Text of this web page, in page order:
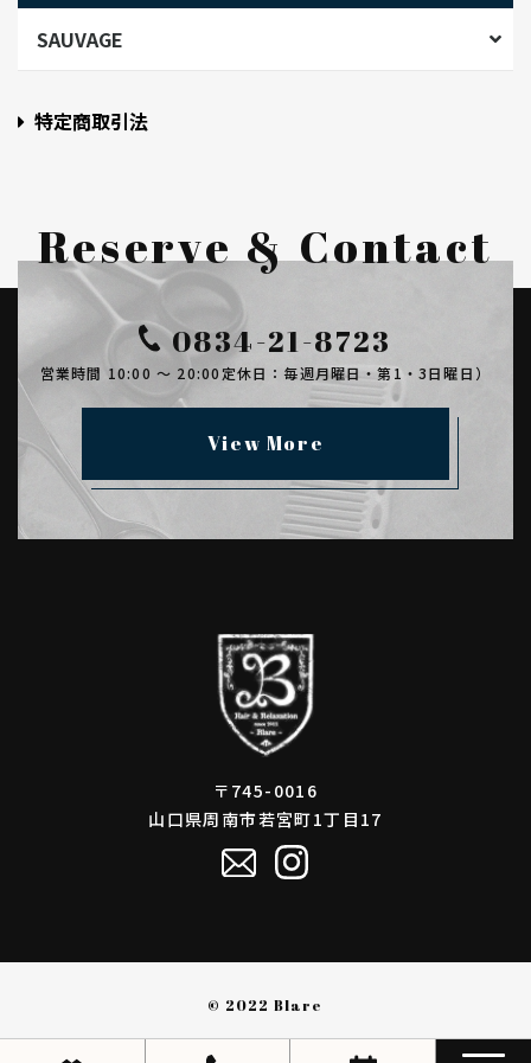
SAUVAGE
特定商取引法
Reserve & Contact
0834-21-8723
営業時間 10:00 ～ 20:00 定休日：毎週月曜日・第1・3日曜日）
View More
〒745-0016
山口県周南市若宮町1丁目17
© 2022 Blare